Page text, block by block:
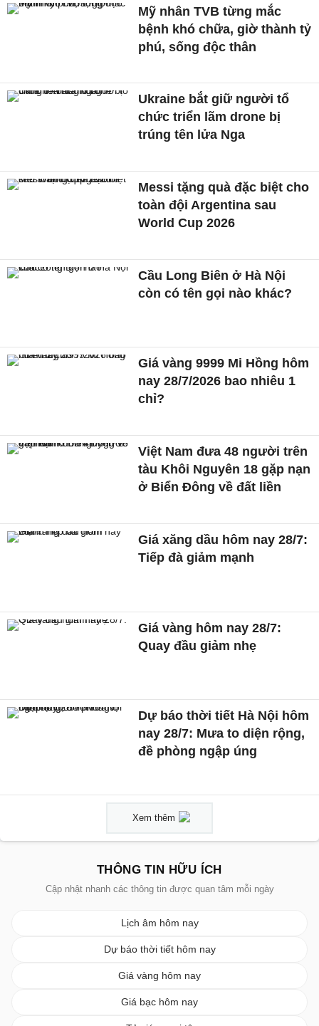
Mỹ nhân TVB từng mắc
bệnh khó chữa, giờ thành tỷ
phú, sống độc thân
Ukraine bắt giữ người tổ
chức triển lãm drone bị
trúng tên lửa Nga
Messi tặng quà đặc biệt cho
toàn đội Argentina sau
World Cup 2026
Cầu Long Biên ở Hà Nội
còn có tên gọi nào khác?
Giá vàng 9999 Mi Hồng hôm
nay 28/7/2026 bao nhiêu 1
chỉ?
Việt Nam đưa 48 người trên
tàu Khôi Nguyên 18 gặp nạn
ở Biển Đông về đất liền
Giá xăng dầu hôm nay 28/7:
Tiếp đà giảm mạnh
Giá vàng hôm nay 28/7:
Quay đầu giảm nhẹ
Dự báo thời tiết Hà Nội hôm
nay 28/7: Mưa to diện rộng,
đề phòng ngập úng
Xem thêm
THÔNG TIN HỮU ÍCH
Cập nhật nhanh các thông tin được quan tâm mỗi ngày
Lịch âm hôm nay
Dự báo thời tiết hôm nay
Giá vàng hôm nay
Giá bạc hôm nay